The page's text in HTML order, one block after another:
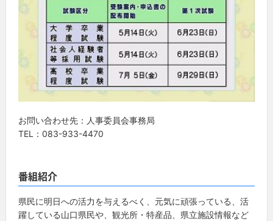
お問い合わせ先：人事委員会事務局
TEL：083-933-4470
番組紹介
県民に明日への活力を与えるべく、元気に頑張っている、活
躍している山口県民や、観光所・特産品、県立施設情報など